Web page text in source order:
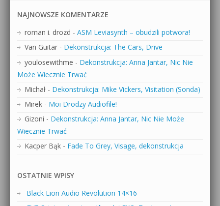
NAJNOWSZE KOMENTARZE
roman i. drozd - ASM Leviasynth – obudzili potwora!
Van Guitar - Dekonstrukcja: The Cars, Drive
youlosewithme - Dekonstrukcja: Anna Jantar, Nic Nie
Może Wiecznie Trwać
Michał - Dekonstrukcja: Mike Vickers, Visitation (Sonda)
Mirek - Moi Drodzy Audiofile!
Gizoni - Dekonstrukcja: Anna Jantar, Nic Nie Może
Wiecznie Trwać
Kacper Bąk - Fade To Grey, Visage, dekonstrukcja
OSTATNIE WPISY
Black Lion Audio Revolution 14×16